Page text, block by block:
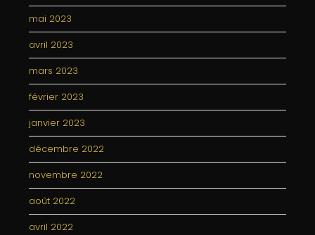
mai 2023
avril 2023
mars 2023
février 2023
janvier 2023
décembre 2022
novembre 2022
août 2022
avril 2022